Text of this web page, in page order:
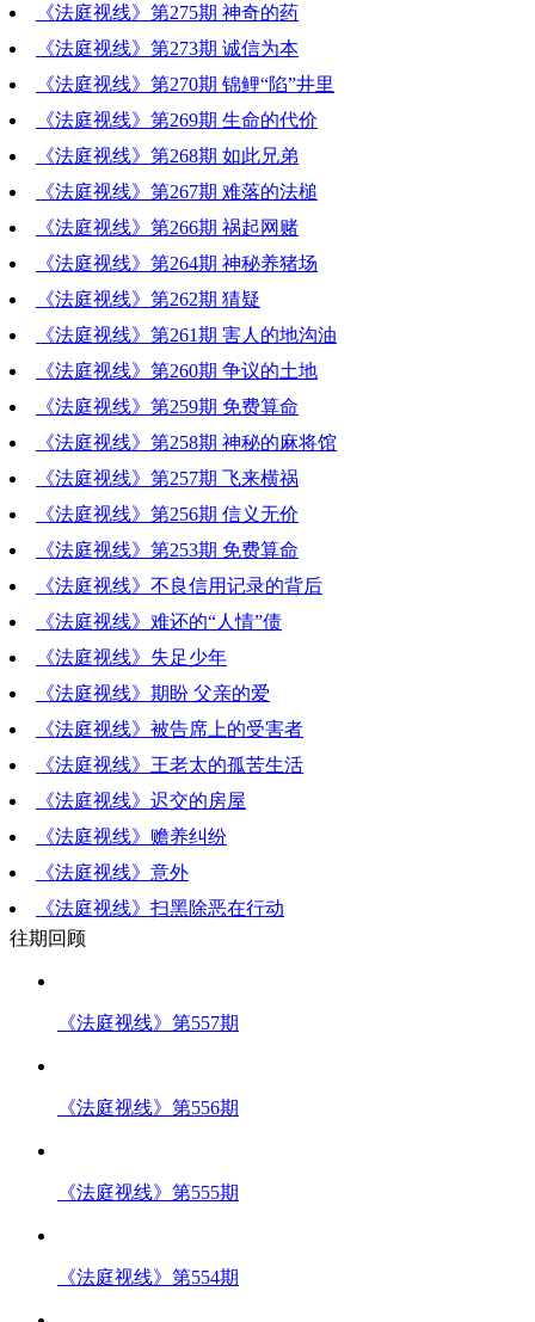
《法庭视线》第275期 神奇的药
《法庭视线》第273期 诚信为本
《法庭视线》第270期 锦鲤“陷”井里
《法庭视线》第269期 生命的代价
《法庭视线》第268期 如此兄弟
《法庭视线》第267期 难落的法槌
《法庭视线》第266期 祸起网赌
《法庭视线》第264期 神秘养猪场
《法庭视线》第262期 猜疑
《法庭视线》第261期 害人的地沟油
《法庭视线》第260期 争议的土地
《法庭视线》第259期 免费算命
《法庭视线》第258期 神秘的麻将馆
《法庭视线》第257期 飞来横祸
《法庭视线》第256期 信义无价
《法庭视线》第253期 免费算命
《法庭视线》不良信用记录的背后
《法庭视线》难还的“人情”债
《法庭视线》失足少年
《法庭视线》期盼 父亲的爱
《法庭视线》被告席上的受害者
《法庭视线》王老太的孤苦生活
《法庭视线》迟交的房屋
《法庭视线》赡养纠纷
《法庭视线》意外
《法庭视线》扫黑除恶在行动
往期回顾
《法庭视线》第557期
《法庭视线》第556期
《法庭视线》第555期
《法庭视线》第554期